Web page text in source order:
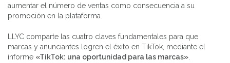
aumentar el número de ventas como consecuencia a su
promoción en la plataforma.
LLYC comparte las cuatro claves fundamentales para que
marcas y anunciantes logren el éxito en TikTok, mediante el
informe «TikTok: una oportunidad para las marcas»